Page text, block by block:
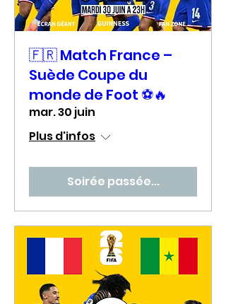
🇫🇷 Match France –
Suède Coupe du
monde de Foot ⚽🔥
mar. 30 juin
Plus d'infos
Soirée passée...